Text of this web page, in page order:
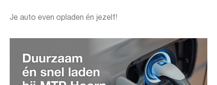
Je auto even opladen én jezelf!